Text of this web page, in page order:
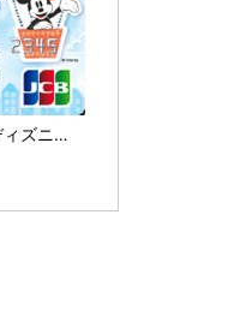
セブンカード・プラス ディズニー・デザイン nanaco紐付型